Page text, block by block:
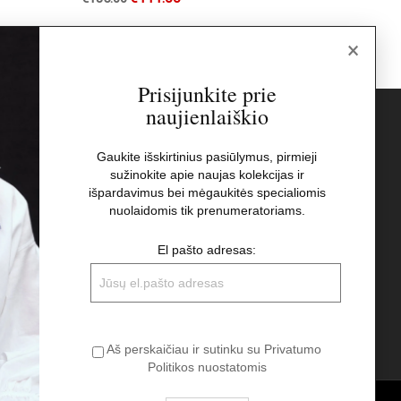
El pašto adresas:
Aš perskaičiau ir sutinku su Privatumo
Politikos nuostatomis
×
Prisijunkite prie
naujienlaiškio
Gaukite išskirtinius pasiūlymus, pirmieji
sužinokite apie naujas kolekcijas ir
išpardavimus bei mėgaukitės specialiomis
nuolaidomis tik prenumeratoriams.
El pašto adresas:
Aš perskaičiau ir sutinku su Privatumo
Politikos nuostatomis